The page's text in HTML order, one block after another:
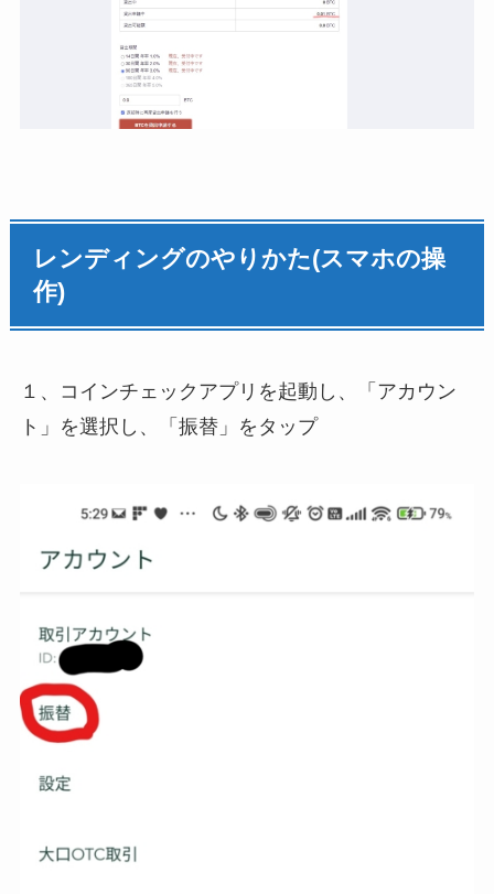
レンディングのやりかた(スマホの操
作)
１、コインチェックアプリを起動し、「アカウン
ト」を選択し、「振替」をタップ